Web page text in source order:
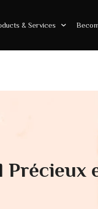
& Services